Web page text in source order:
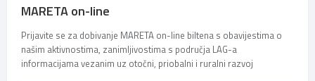
MARETA on-line
Prijavite se za dobivanje MARETA on-line biltena s obavijestima o
našim aktivnostima, zanimljivostima s područja LAG-a
informacijama vezanim uz otočni, priobalni i ruralni razvoj